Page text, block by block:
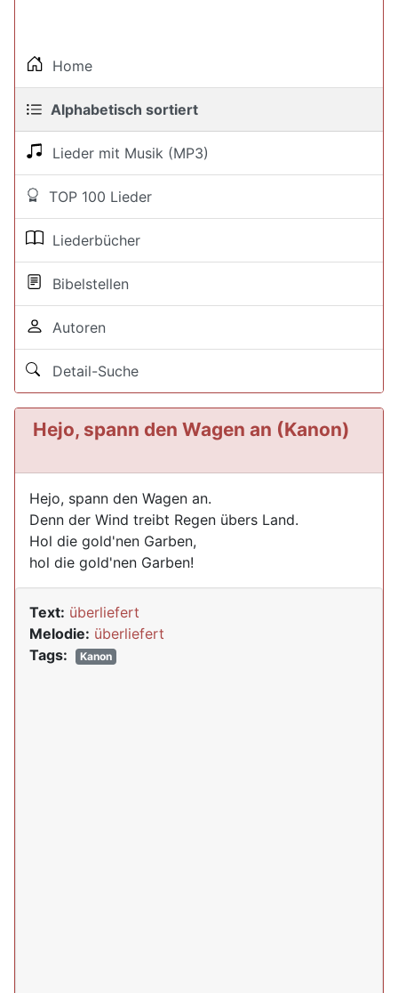
Home
Alphabetisch sortiert
Lieder mit Musik (MP3)
TOP 100 Lieder
Liederbücher
Bibelstellen
Autoren
Detail-Suche
Hejo, spann den Wagen an (Kanon)
Hejo, spann den Wagen an.
Denn der Wind treibt Regen übers Land.
Hol die gold'nen Garben,
hol die gold'nen Garben!
Text: überliefert
Melodie: überliefert
Tags:
Kanon